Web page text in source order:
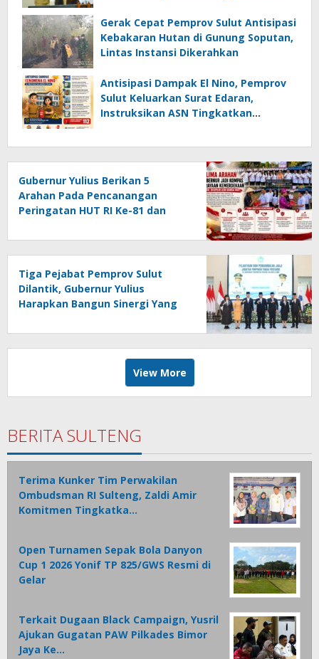
Gerak Cepat Pemprov Sulut Antisipasi
Kebakaran Hutan di Gunung Soputan,
Lintas Instansi Dikerahkan
Antisipasi Dampak El Nino, Pemprov
Sulut Keluarkan Surat Edaran,
Instruksikan ASN Tingkatkan
Gubernur Yulius Berikan 5
Arahan Pada Pencanangan
Peringatan HUT RI Ke-81 dan
Tiga Pejabat Pemprov Sulut
Dilantik, Gubernur Yulius
Harapkan Bangun Sinergi Yang
View More
BERITA SULTENG
Terima Kunker Tim Perwakilan
Ombudsman RI Sulteng, Zaldi Amir
Komitmen Tingkatka…
Open Turnamen Sepak Bola Danyon
Cup 1 2026 Yonif TP 825/GWS Resmi di
Gelar
Terkait Dugaan Black Campaign, Yusril
Ajukan Gugatan PAW Pilkades Bimor
Jaya Ke…